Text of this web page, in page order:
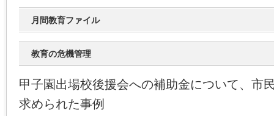
月間教育ファイル
教育の危機管理
甲子園出場校後援会への補助金について、市
求められた事例